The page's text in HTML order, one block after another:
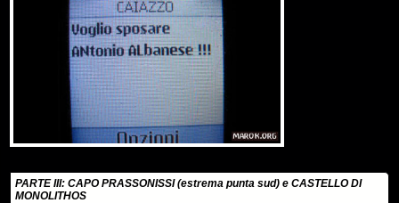
PARTE III: CAPO PRASSONISSI (estrema punta sud) e CASTELLO DI
MONOLITHOS